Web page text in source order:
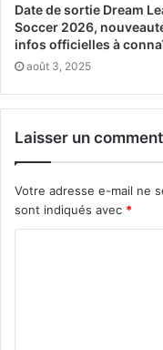
Date de sortie Dream
Soccer 2026,
infos officielles à
août 3, 2025
Laisser un
Votre adresse e-mail ne
sont indiqués avec *